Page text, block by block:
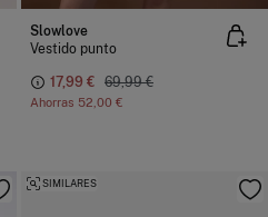
Slowlove
Vestido punto
17,99 € 69,99 €
Ahorras 52,00 €
SIMILARES